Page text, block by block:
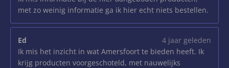
met zo weinig informatie ga ik hier echt niets bestellen.
Ed
4 jaar geleden
Ik mis het inzicht in wat Amersfoort te bieden heeft. Ik
krijg producten voorgeschoteld, met nauwelijks